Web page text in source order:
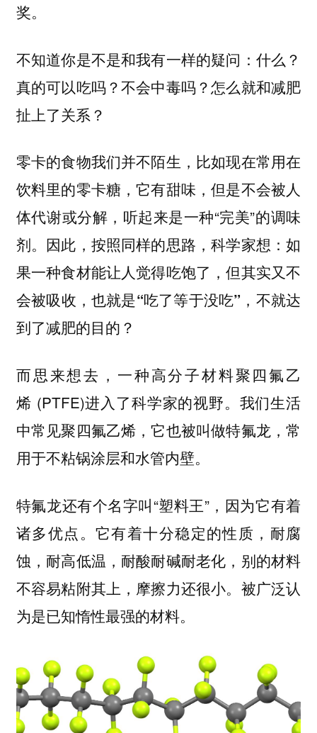
奖。
不知道你是不是和我有一样的疑问： 什么？
真的可以吃吗？不会中毒吗？怎么就和减肥
扯上了关系？
零卡的食物我们并不陌生，比如现在常用在
饮料里的零卡糖，它有甜味，但是不会被人
体代谢或分解，听起来是一种“完美”的调味
剂。因此，按照同样的思路，科学家想：如
果一种食材能让人觉得吃饱了，但其实又不
会被吸收，也就是“吃了等于没吃”，不就达
到了减肥的目的？
而思来想去，一种高分子材料聚四氟乙
烯 (PTFE)进入了科学家的视野。我们生活
中常见聚四氟乙烯，它也被叫做特氟龙，常
用于不粘锅涂层和水管内壁。
特氟龙还有个名字叫“塑料王”，因为它有着
诸多优点。它有着十分稳定的性质，耐腐
蚀，耐高低温，耐酸耐碱耐老化，别的材料
不容易粘附其上，摩擦力还很小。 被广泛认
为是已知惰性最强的材料。